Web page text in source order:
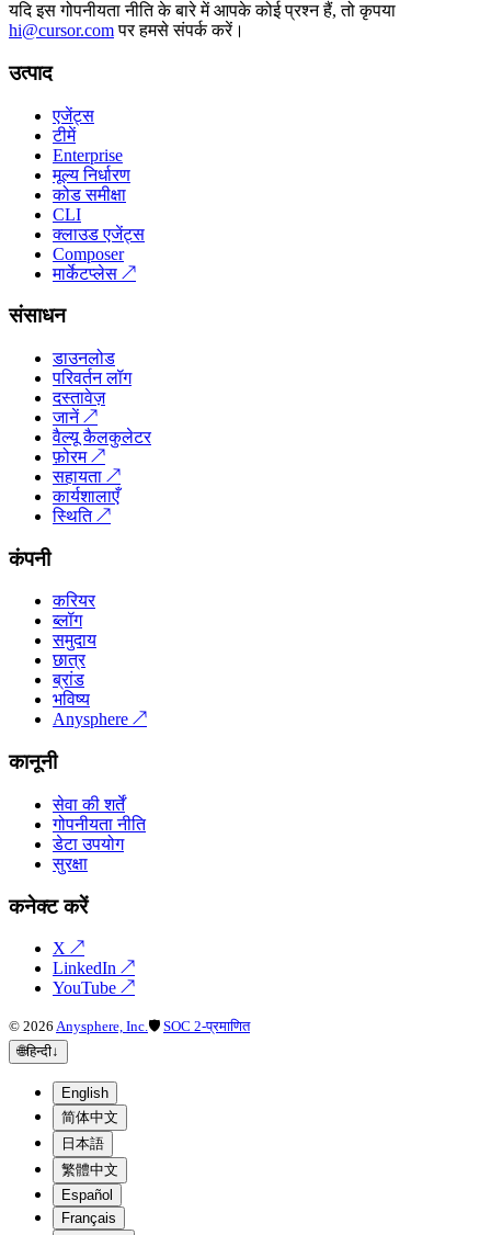
यदि इस गोपनीयता नीति के बारे में आपके कोई प्रश्न हैं, तो कृपया
hi@cursor.comपर हमसे संपर्क करें।
उत्पाद
एजेंट्स
टीमें
Enterprise
मूल्य निर्धारण
कोड समीक्षा
CLI
क्लाउड एजेंट्स
Composer
मार्केटप्लेस ↗
संसाधन
डाउनलोड
परिवर्तन लॉग
दस्तावेज़
जानें↗
वैल्यू कैलकुलेटर
फ़ोरम↗
सहायता ↗
कार्यशालाएँ
स्थिति↗
कंपनी
करियर
ब्लॉग
समुदाय
छात्र
ब्रांड
भविष्य
Anysphere ↗
कानूनी
सेवा की शर्तें
गोपनीयता नीति
डेटा उपयोग
सुरक्षा
कनेक्ट करें
X ↗
LinkedIn ↗
YouTube ↗
© 2026 Anysphere, Inc.🛡 SOC 2-प्रमाणित
🌐हिन्दी↓
English
简体中文
日本語
繁體中文
Español
Français